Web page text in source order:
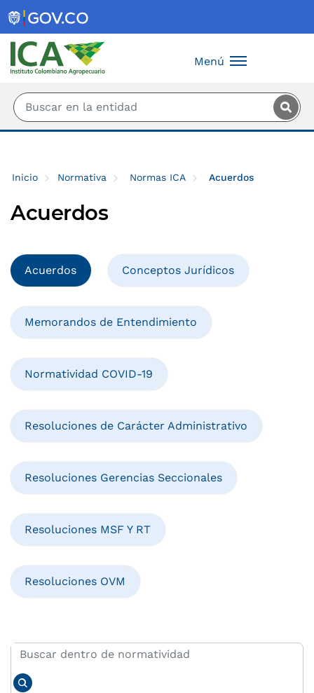
Menú
Inicio Normativa Normas ICA Acuerdos
Acuerdos
Acuerdos Conceptos Jurídicos
Memorandos de Entendimiento
Normatividad COVID-19
Resoluciones de Carácter Administrativo
Resoluciones Gerencias Seccionales
Resoluciones MSF Y RT
Resoluciones OVM